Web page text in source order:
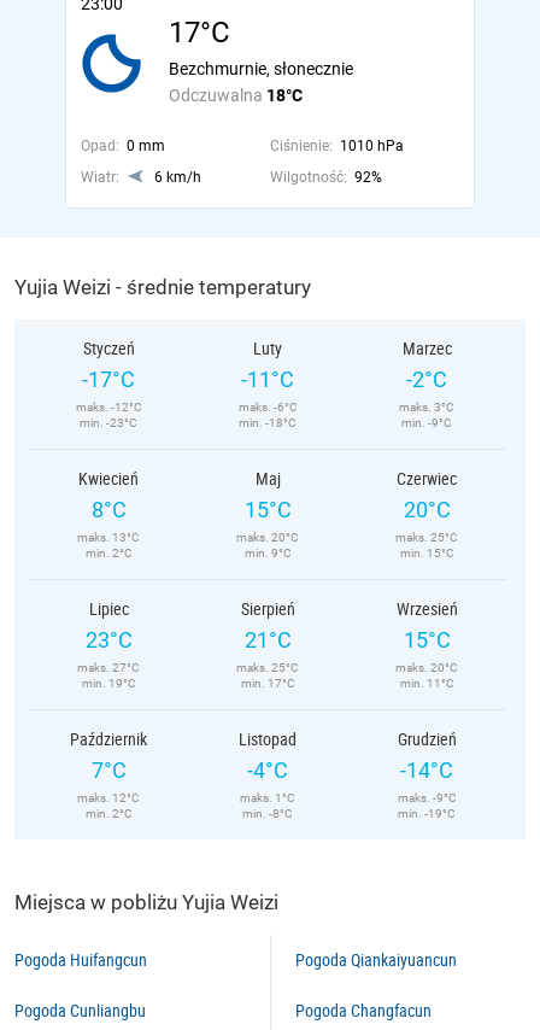
17°C
Odczuwalna 18°C
Bezchmurnie, słonecznie
Opad: 0 mm Ciśnienie: 1010 hPa
Wiatr:
6 km/h Wilgotność: 92%
Yujia Weizi - średnie temperatury
Styczeń
-17°C
maks. -12°C
min. -23°C
Luty
-11°C
maks. -6°C
min. -18°C
Marzec
-2°C
maks. 3°C
min. -9°C
Kwiecień
8°C
maks. 13°C
min. 2°C
Maj
15°C
maks. 20°C
min. 9°C
Czerwiec
20°C
maks. 25°C
min. 15°C
Lipiec
23°C
maks. 27°C
min. 19°C
Sierpień
21°C
maks. 25°C
min. 17°C
Wrzesień
15°C
maks. 20°C
min. 11°C
Październik
7°C
maks. 12°C
min. 2°C
Listopad
-4°C
maks. 1°C
min. -8°C
Grudzień
-14°C
maks. -9°C
min. -19°C
Miejsca w pobliżu Yujia Weizi
Pogoda Huifangcun
Pogoda Cunliangbu
Pogoda Qiankaiyuancun
Pogoda Changfacun